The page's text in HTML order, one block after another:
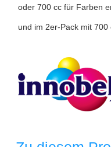
oder 700 cc für Farben
und im 2er-Pack mit